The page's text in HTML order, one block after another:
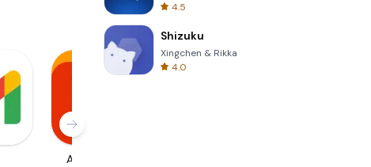
AliExpress
4.5
Shizuku
Xingchen & Rikka
4.0